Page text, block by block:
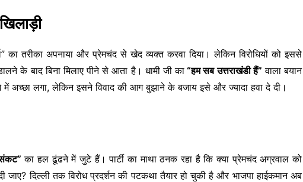
का तरीका अपनाया और प्रेमचंद से खेद व्यक्त करवा दिया। लेकिन विरोधियों को इससे
के बाद बिना मिलाए पीने से आता है। धामी जी का “हम सब उत्तराखंडी हैं” वाला बयान
में अच्छा लगा, लेकिन इसने विवाद की आग बुझाने के बजाय इसे और ज्यादा हवा दे दी।
का हल ढूंढने में जुटे हैं। पार्टी का माथा ठनक रहा है कि क्या प्रेमचंद अग्रवाल को
जाए? दिल्ली तक विरोध प्रदर्शन की पटकथा तैयार हो चुकी है और भाजपा हाईकमान अब